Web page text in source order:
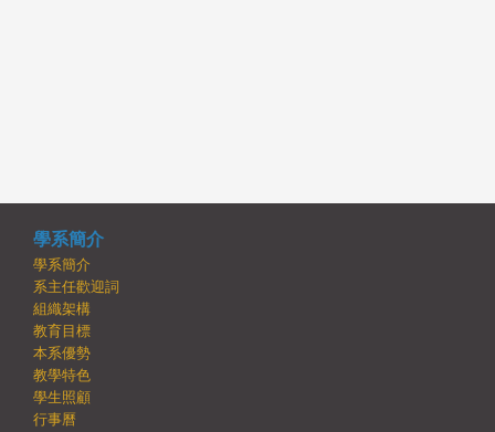
學系簡介
學系簡介
系主任歡迎詞
組織架構
教育目標
本系優勢
教學特色
學生照顧
行事曆